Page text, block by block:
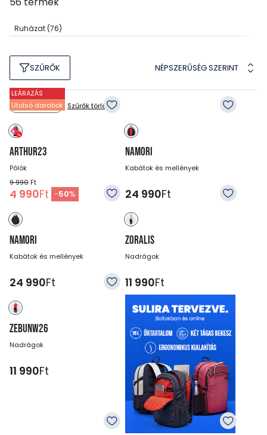
Ruházat(76)
SZŰRŐK NÉPSZERŰSÉG SZERINT
Méret: 134 Szűrők törlése
LEÁRAZÁS
Utolsó darabok
ARTHUR23
Pólók
9 990 Ft
4 990Ft -50%
NAMORI
Kabátok és mellények
24 990Ft
NAMORI
Kabátok és mellények
24 990Ft
ZORALIS
Nadrágok
11 990Ft
ZEBUNW26
Nadrágok
11 990Ft